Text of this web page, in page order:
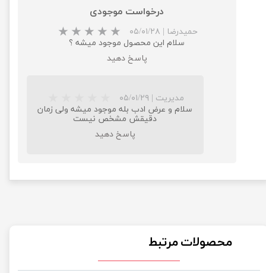
درخواست موجودی
حمیدرضا | ۰۵/۰۱/۲۸
سلام این محصول موجود میشه ؟
پاسخ دهید
مدیریت | ۰۵/۰۱/۲۹
سلام و عرض ادب بله موجود میشه ولی زمان
دقیقش مشخص نیست
پاسخ دهید
محصولات مرتبط